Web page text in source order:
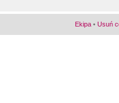
Ekipa • Usuń